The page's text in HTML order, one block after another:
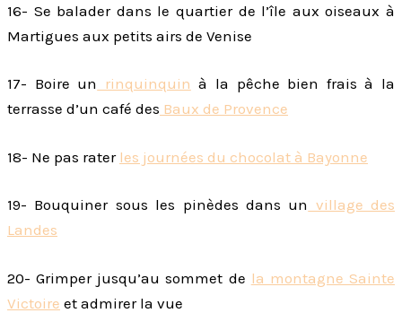
16- Se balader dans le quartier de l’île aux oiseaux à
Martigues aux petits airs de Venise
17- Boire un rinquinquin à la pêche bien frais à la
terrasse d’un café des Baux de Provence
18- Ne pas rater les journées du chocolat à Bayonne
19- Bouquiner sous les pinèdes dans un village des
Landes
20- Grimper jusqu’au sommet de la montagne Sainte
Victoire et admirer la vue